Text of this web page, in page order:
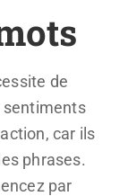
de
sentiments
car ils
phrases.
par